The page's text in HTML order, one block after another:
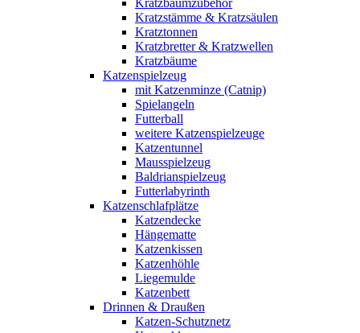
Kratzbaumzubehör
Kratzstämme & Kratzsäulen
Kratztonnen
Kratzbretter & Kratzwellen
Kratzbäume
Katzenspielzeug
mit Katzenminze (Catnip)
Spielangeln
Futterball
weitere Katzenspielzeuge
Katzentunnel
Mausspielzeug
Baldrianspielzeug
Futterlabyrinth
Katzenschlafplätze
Katzendecke
Hängematte
Katzenkissen
Katzenhöhle
Liegemulde
Katzenbett
Drinnen & Draußen
Katzen-Schutznetz